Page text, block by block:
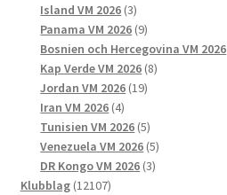
Island VM 2026 33
produkter
Panama VM 2026 99
produkter
Bosnien och Hercegovina VM 2026
Kap Verde VM 2026 88
Jordan VM 2026 1919
Iran VM 2026 44
produkter
Tunisien VM 2026 55
produkter
Venezuela VM 2026 55
DR Kongo VM 2026 33
Klubblag 1210712107